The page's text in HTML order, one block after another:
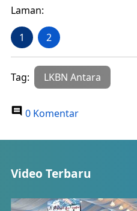
Laman:
1 2
Tag: LKBN Antara
0 Komentar
Video Terbaru